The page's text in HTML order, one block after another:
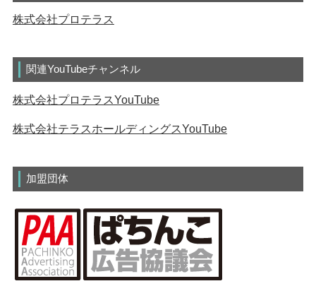
株式会社プロテラス
関連YouTubeチャンネル
株式会社プロテラスYouTube
株式会社テラスホールディングスYouTube
加盟団体